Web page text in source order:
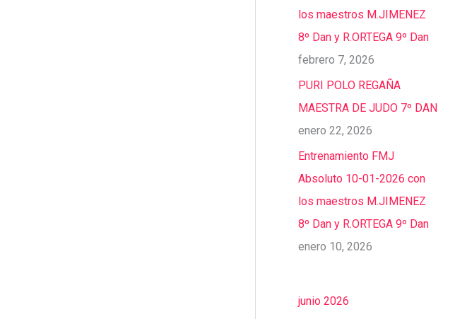
los maestros M.JIMENEZ
8º Dan y R.ORTEGA 9º Dan
febrero 7, 2026
PURI POLO REGAÑA
MAESTRA DE JUDO 7º DAN
enero 22, 2026
Entrenamiento FMJ
Absoluto 10-01-2026 con
los maestros M.JIMENEZ
8º Dan y R.ORTEGA 9º Dan
enero 10, 2026
junio 2026